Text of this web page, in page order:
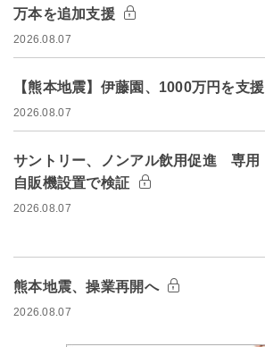
万本を追加支援
2026.08.07
【熊本地震】伊藤園、1000万円を支援
2026.08.07
サントリー、ノンアル飲用促進 専用
自販機設置で検証
2026.08.07
熊本地震、操業再開へ
2026.08.07